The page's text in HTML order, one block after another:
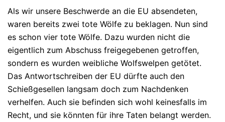
Als wir unsere Beschwerde an die EU absendeten,
waren bereits zwei tote Wölfe zu beklagen. Nun sind
es schon vier tote Wölfe. Dazu wurden nicht die
eigentlich zum Abschuss freigegebenen getroffen,
sondern es wurden weibliche Wolfswelpen getötet.
Das Antwortschreiben der EU dürfte auch den
Schießgesellen langsam doch zum Nachdenken
verhelfen. Auch sie befinden sich wohl keinesfalls im
Recht, und sie könnten für ihre Taten belangt werden.